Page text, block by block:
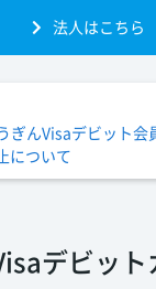
法人はこちら
ぎんVisaデビット会
について
デビット